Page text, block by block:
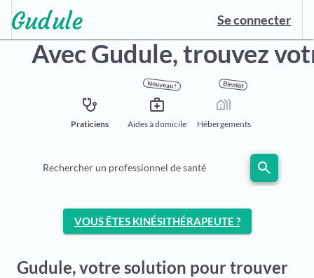
Se connecter
Avec Gudule,trouvez
stethoscope
Praticiens
Nouveau !
medical_services
Aides à domicile
Bientôt
holiday_village
Hébergements
Rechercher un professionnel de santé search
VOUS ÊTES KINÉSITHÉRAPEUTE ?
Gudule, votre solution pour trouver